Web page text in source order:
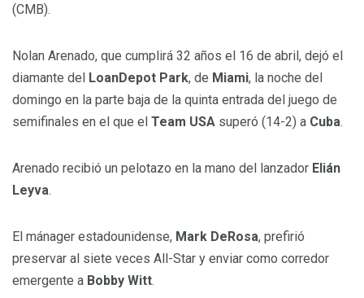
(CMB).
Nolan Arenado, que cumplirá 32 años el 16 de abril, dejó el
diamante del LoanDepot Park, de Miami, la noche del
domingo en la parte baja de la quinta entrada del juego de
semifinales en el que el Team USA superó (14-2) a Cuba.
Arenado recibió un pelotazo en la mano del lanzador Elián
Leyva.
El mánager estadounidense, Mark DeRosa, prefirió
preservar al siete veces All-Star y enviar como corredor
emergente a Bobby Witt.